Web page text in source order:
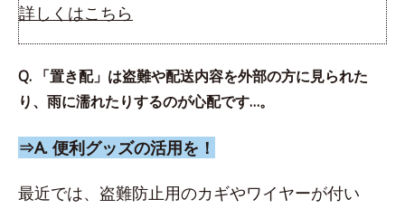
詳しくはこちら
Q. 「置き配」は盗難や配送内容を外部の方に見られた
り、雨に濡れたりするのが心配です…。
⇒A. 便利グッズの活用を！
最近では、盗難防止用のカギやワイヤーが付い